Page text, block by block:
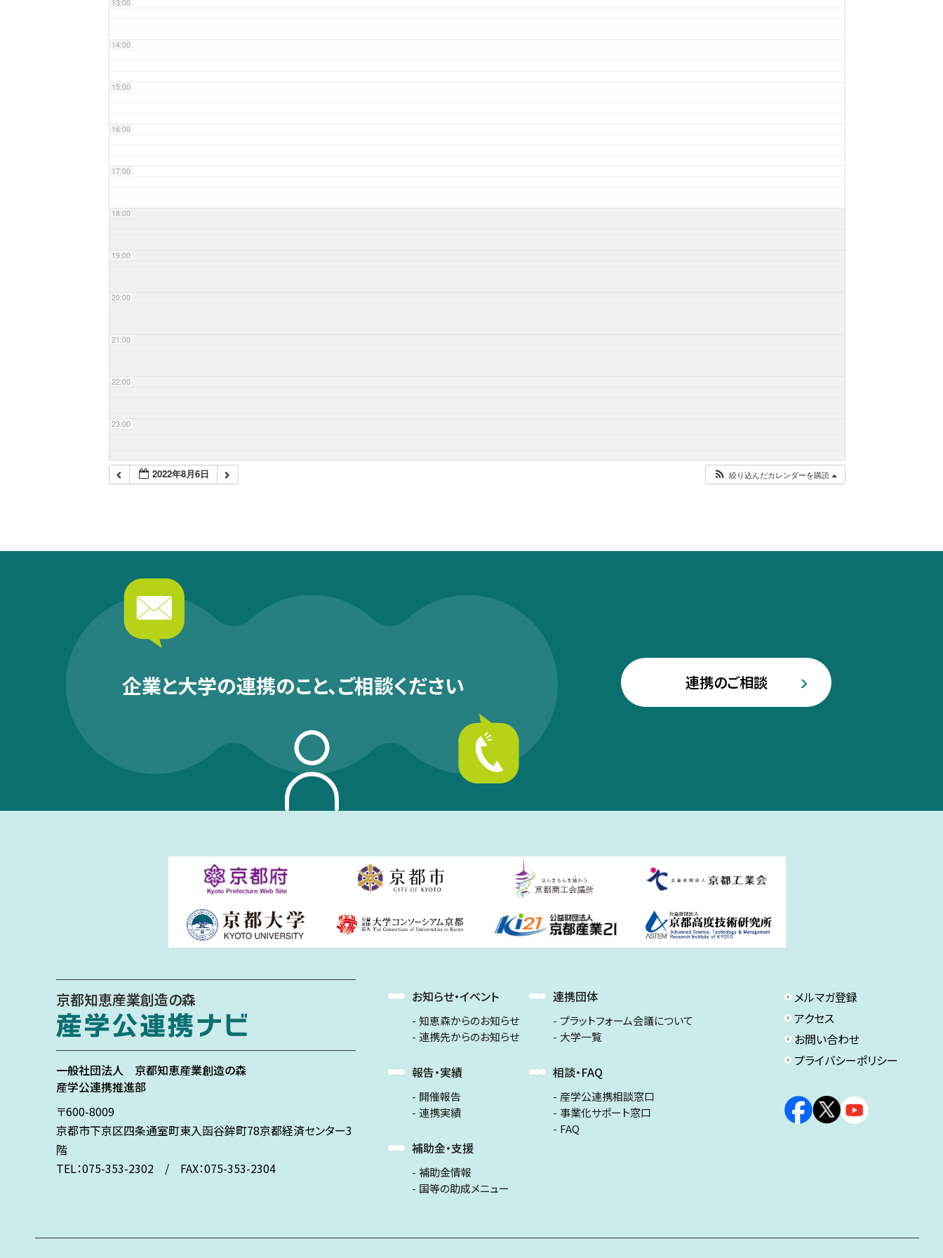
13:00
14:00
15:00
16:00
17:00
18:00
19:00
20:00
21:00
22:00
23:00
2022年8月6日 絞り込んだカレンダーを購読
企業と大学の連携のこと、ご相談ください 連携のご相談
京都知恵産業創造の森
一般社団法人 京都知恵産業創造の森
産学公連携推進部
〒600-8009
京都市下京区四条通室町東入函谷鉾町78京都経済センター3
階
TEL：075-353-2302 / FAX：075-353-2304
お知らせ・イベント
知恵森からのお知らせ
連携先からのお知らせ
報告・実績
開催報告
連携実績
補助金・支援
補助金情報
国等の助成メニュー
連携団体
プラットフォーム会議について
大学一覧
相談・FAQ
産学公連携相談窓口
事業化サポート窓口
FAQ
メルマガ登録
アクセス
お問い合わせ
プライバシーポリシー